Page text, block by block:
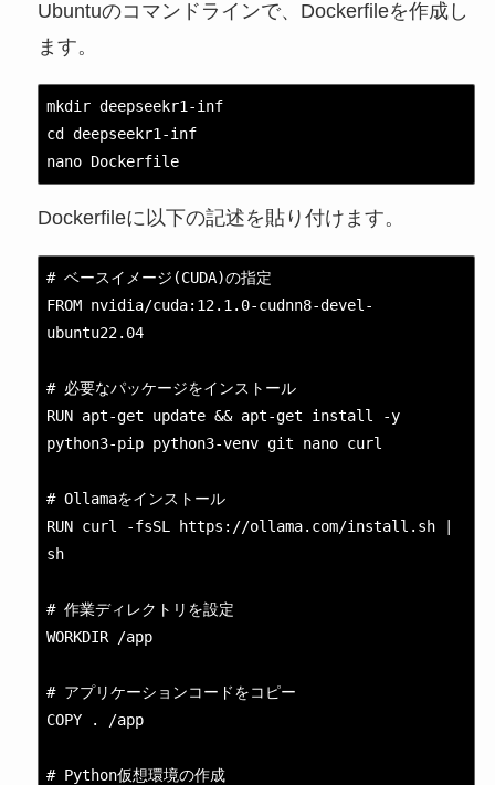
Ubuntuのコマンドラインで、Dockerfileを作成し
ます。
mkdir deepseekr1-inf
cd deepseekr1-inf
nano Dockerfile
Dockerfileに以下の記述を貼り付けます。
# ベースイメージ(CUDA)の指定
FROM nvidia/cuda:12.1.0-cudnn8-devel-
ubuntu22.04
# 必要なパッケージをインストール
RUN apt-get update && apt-get install -y
python3-pip python3-venv git nano curl
# Ollamaをインストール
RUN curl -fsSL https://ollama.com/install.sh |
sh
# 作業ディレクトリを設定
WORKDIR /app
# アプリケーションコードをコピー
COPY . /app
# Python仮想環境の作成